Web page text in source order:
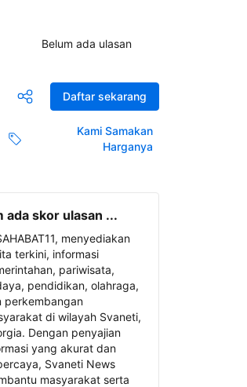
Belum ada ulasan
Daftar sekarang
Kami Samakan
Harganya
ada skor ulasan ...
menyediakan
terkini, informasi
pariwisata,
pendidikan, olahraga,
perkembangan
di wilayah Svaneti,
Dengan penyajian
yang akurat dan
Svaneti News
masyarakat serta